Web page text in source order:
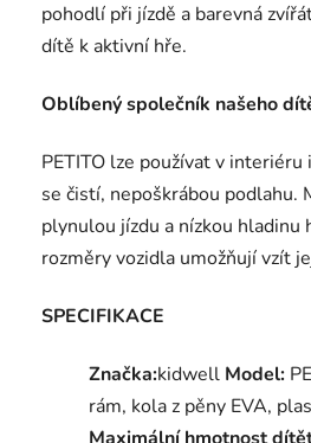
pohodlí při jízdě a barevná
dítě k aktivní hře.
Oblíbený společník našeho
PETITO lze používat v
se čistí, nepoškrábou podlahu.
plynulou jízdu a nízkou hladinu
rozměry vozidla umožňují vzít
SPECIFIKACE
Značka:kidwell Model:
rám, kola z pěny EVA,